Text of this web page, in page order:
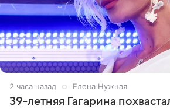
2 часа назад Елена Нужная
39-летняя Гагарина